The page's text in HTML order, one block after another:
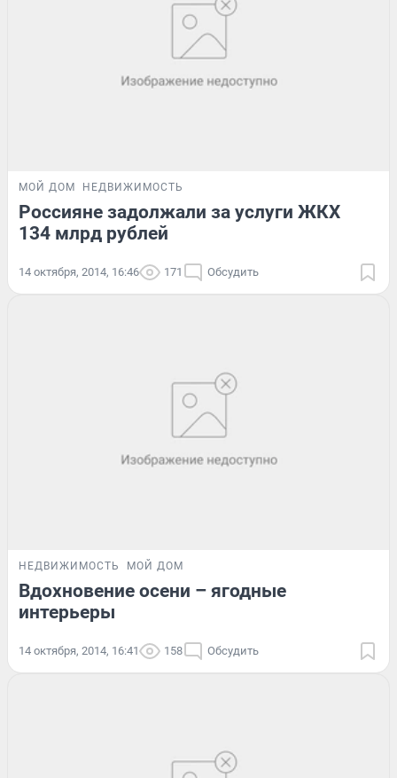
МОЙ ДОМ НЕДВИЖИМОСТЬ
Россияне задолжали за услуги ЖКХ
134 млрд рублей
14 октября, 2014, 16:46 171 Обсудить
НЕДВИЖИМОСТЬ МОЙ ДОМ
Вдохновение осени – ягодные
интерьеры
14 октября, 2014, 16:41 158 Обсудить